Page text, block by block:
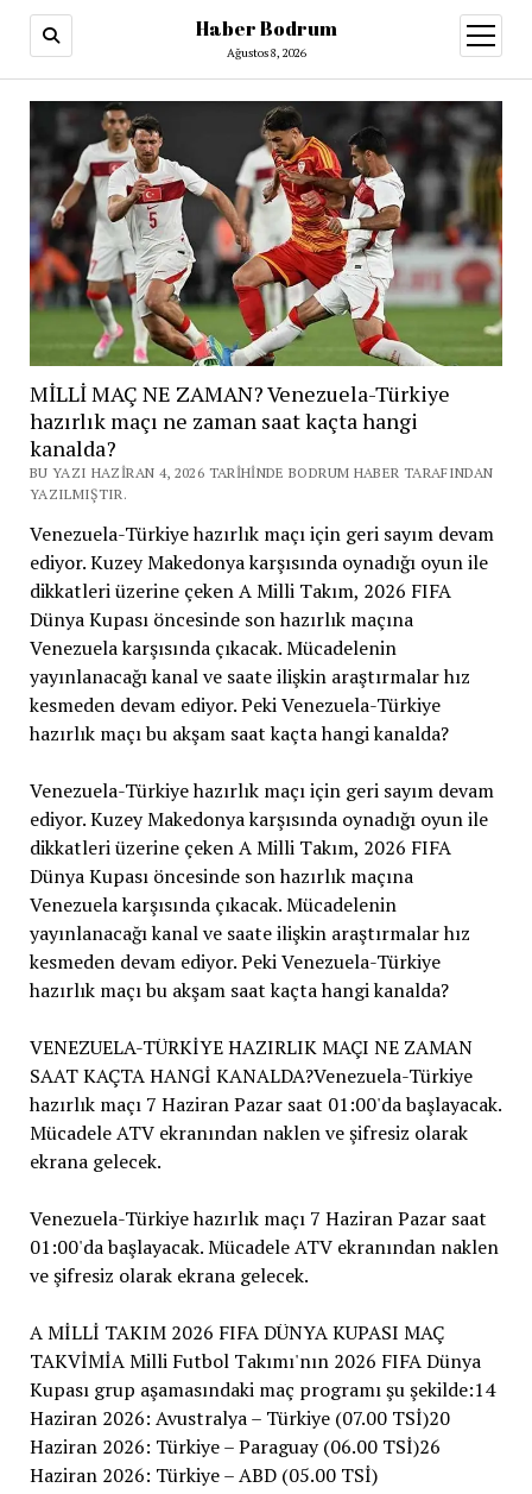
Haber Bodrum
Ağustos 8, 2026
aç
MİLLİ MAÇ NE ZAMAN? Venezuela-Türkiye
hazırlık maçı ne zaman saat kaçta hangi
kanalda?
BU YAZI HAZIRAN 4, 2026 TARIHINDE BODRUM HABER TARAFINDAN
YAZILMIŞTIR.
Venezuela-Türkiye hazırlık maçı için geri sayım devam
ediyor. Kuzey Makedonya karşısında oynadığı oyun ile
dikkatleri üzerine çeken A Milli Takım, 2026 FIFA
Dünya Kupası öncesinde son hazırlık maçına
Venezuela karşısında çıkacak. Mücadelenin
yayınlanacağı kanal ve saate ilişkin araştırmalar hız
kesmeden devam ediyor. Peki Venezuela-Türkiye
hazırlık maçı bu akşam saat kaçta hangi kanalda?
Venezuela-Türkiye hazırlık maçı için geri sayım devam
ediyor. Kuzey Makedonya karşısında oynadığı oyun ile
dikkatleri üzerine çeken A Milli Takım, 2026 FIFA
Dünya Kupası öncesinde son hazırlık maçına
Venezuela karşısında çıkacak. Mücadelenin
yayınlanacağı kanal ve saate ilişkin araştırmalar hız
kesmeden devam ediyor. Peki Venezuela-Türkiye
hazırlık maçı bu akşam saat kaçta hangi kanalda?
VENEZUELA-TÜRKİYE HAZIRLIK MAÇI NE ZAMAN
SAAT KAÇTA HANGİ KANALDA?Venezuela-Türkiye
hazırlık maçı 7 Haziran Pazar saat 01:00'da başlayacak.
Mücadele ATV ekranından naklen ve şifresiz olarak
ekrana gelecek.
Venezuela-Türkiye hazırlık maçı 7 Haziran Pazar saat
01:00'da başlayacak. Mücadele ATV ekranından naklen
ve şifresiz olarak ekrana gelecek.
A MİLLİ TAKIM 2026 FIFA DÜNYA KUPASI MAÇ
TAKVİMİA Milli Futbol Takımı'nın 2026 FIFA Dünya
Kupası grup aşamasındaki maç programı şu şekilde:14
Haziran 2026: Avustralya – Türkiye (07.00 TSİ)20
Haziran 2026: Türkiye – Paraguay (06.00 TSİ)26
Haziran 2026: Türkiye – ABD (05.00 TSİ)